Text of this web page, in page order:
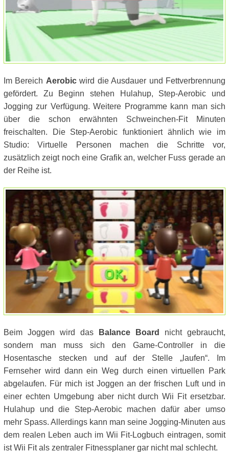
Im Bereich Aerobicwird die Ausdauer und Fettverbrennung
gefördert. Zu Beginn stehen Hulahup, Step-Aerobic und
Jogging zur Verfügung. Weitere Programme kann man sich
über die schon erwähnten Schweinchen-Fit Minuten
freischalten. Die Step-Aerobic funktioniert ähnlich wie im
Studio: Virtuelle Personen machen die Schritte vor,
zusätzlich zeigt noch eine Grafik an, welcher Fuss gerade an
der Reihe ist.
Beim Joggen wird das Balance Board
nicht gebraucht,
sondern man muss sich den Game-Controller in die
Hosentasche stecken und auf der Stelle „laufen“. Im
Fernseher wird dann ein Weg durch einen virtuellen Park
abgelaufen. Für mich ist Joggen an der frischen Luft und in
einer echten Umgebung aber nicht durch Wii Fit ersetzbar.
Hulahup und die Step-Aerobic machen dafür aber umso
mehr Spass. Allerdings kann man seine Jogging-Minuten aus
dem realen Leben auch im Wii Fit-Logbuch eintragen, somit
ist Wii Fit als zentraler Fitnessplaner gar nicht mal schlecht.